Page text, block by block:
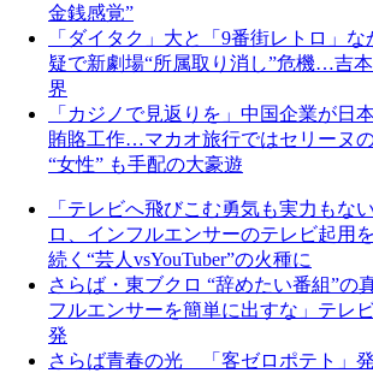
金銭感覚”
「ダイタク」大と「9番街レトロ」
疑で新劇場“所属取り消し”危機…吉
界
「カジノで見返りを」中国企業が日
賄賂工作…マカオ旅行ではセリーヌ
“女性” も手配の大豪遊
「テレビへ飛びこむ勇気も実力もな
ロ、インフルエンサーのテレビ起用
続く“芸人vsYouTuber”の火種に
さらば・東ブクロ “辞めたい番組”の
フルエンサーを簡単に出すな」テレ
発
さらば青春の光 「客ゼロポテト」